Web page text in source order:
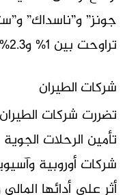
تراوحت بين 1% و2.3%.
شركات الطيران
تضررت شركات
تأمين الرحلات
شركات أوروبية
أثر على أدائها